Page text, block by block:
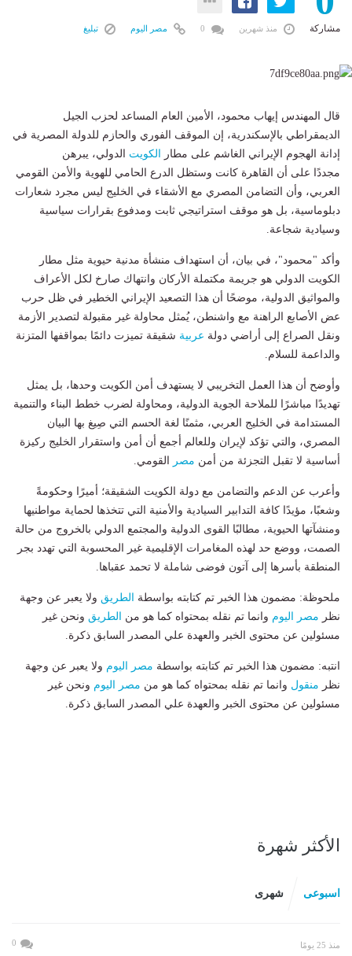
مشاركة منذ شهرين مصر اليوم تبليغ
قال المهندس إيهاب محمود، الأمين العام المساعد لحزب الجيل
الديمقراطي بالإسكندرية، إن الموقف الفوري والحازم للدولة المصرية في
إدانة الهجوم الإيراني الغاشم على مطار
الكويت الدولي، يبرهن
مجددًا على أن القاهرة كانت وستظل الدرع الحامي للهوية والأمن القومي
العربي، وأن التضامن المصري مع الأشقاء في الخليج ليس مجرد شعارات
دبلوماسية، بل هو موقف استراتيجي ثابت ومدفوع بقرارات سياسية
وسيادية شجاعة.
وأكد "محمود"، في بيان، أن استهداف منشأة مدنية حيوية مثل مطار
الكويت الدولي هو جريمة مكتملة الأركان وانتهاك صارخ لكل الأعراف
والمواثيق الدولية، موضحًا أن هذا التصعيد الإيراني الخطير في ظل حرب
عض الأصابع الراهنة مع واشنطن، يُمثل محاولة غير مقبولة لتصدير الأزمة
ونقل الصراع إلى أراضي دولة عربية شقيقة تميزت دائمًا بمواقفها المتزنة
والداعمة للسلام.
وأوضح أن هذا العمل التخريبي لا يستهدف أمن الكويت وحدها، بل يمثل
تهديدًا مباشرًا للملاحة الجوية الدولية، ومحاولة لضرب خطط البناء والتنمية
المستدامة في الخليج العربي، مثمنًا لغة الحسم التي صِيغ بها البيان
المصري، والتي تؤكد لإيران وللعالم أجمع أن أمن واستقرار الخليج ركيزة
أساسية لا تقبل التجزئة من أمن مصر القومي.
وأعرب عن الدعم والتضامن مع دولة الكويت الشقيقة؛ أميرًا وحكومةً
وشعبًا، مؤيدًا كافة التدابير السيادية والأمنية التي تتخذها لحماية مواطنيها
ومنشآتها الحيوية، مطالبًا القوى الدولية والمجتمع الدولي بالخروج من حالة
الصمت، ووضع حد لهذه المغامرات الإقليمية غير المحسوبة التي تهدد بجر
المنطقة بأسرها إلى آتون فوضى شاملة لا تحمد عقباها.
ملحوظة: مضمون هذا الخبر تم كتابته بواسطة الطريق ولا يعبر عن وجهة
نظر مصر اليوم وانما تم نقله بمحتواه كما هو من الطريق ونحن غير
مسئولين عن محتوى الخبر والعهدة علي المصدر السابق ذكرة.
انتبه: مضمون هذا الخبر تم كتابته بواسطة مصر اليوم ولا يعبر عن وجهة
نظر منقول وانما تم نقله بمحتواه كما هو من مصر اليوم ونحن غير
مسئولين عن محتوى الخبر والعهدة علي المصدر السابق ذكرة.
الأكثر شهرة
اسبوعى شهرى
منذ 25 يومًا 0